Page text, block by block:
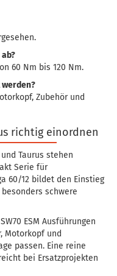
60 Nm bis 120 Nm.
Zubehör und
richtig einordnen
Taurus stehen
Serie für
60/12 bildet den Einstieg
schwere
ESM Ausführungen
Motorkopf und
passen. Eine reine
bei Ersatzprojekten